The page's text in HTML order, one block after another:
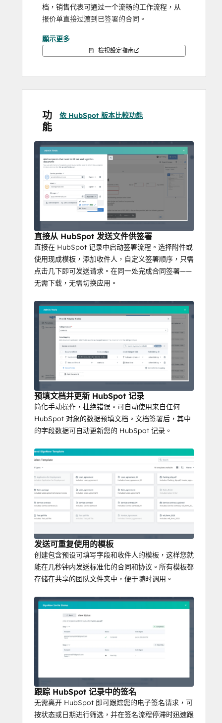
档，销售代表可通过一个流畅的工作流程，从
报价单直接过渡到已签署的合同。
减少手动数据录入
将 HubSpot 字段导入文档，并将提交的值写
通过无忧签署让客户满意
论客户身在何处，审批流程都能顺利进行。
团队规模扩大无需额外费用。SignNow 所有套
餐均提供无限用户席位，您只需一个订阅即可
为所有成员开通服务。
可靠的解决方案——绝无意外
无需担心意外费用。SignNow 提供全天候个性
化支持，且不收取额外费用。您绝不会遇到续
订价格意外上涨，也不会因超出文档限额而面
临罚款。
顯示更多
檢視設定指南
功
能
依 HubSpot 版本比較功能
直接从 HubSpot 发送文件供签署
直接在 HubSpot 记录中启动签署流程。选择附件或
使用现成模板，添加收件人，自定义签署顺序，只需
点击几下即可发送请求。在同一处完成合同签署——
无需下载，无需切换应用。
预填文档并更新 HubSpot 记录
简化手动操作，杜绝错误。可自动使用来自任何
HubSpot 对象的数据预填文档。文档签署后，其中
的字段数据可自动更新您的 HubSpot 记录。
发送可重复使用的模板
创建包含预设可填写字段和收件人的模板，这样您就
能在几秒钟内发送标准化的合同和协议。所有模板都
存储在共享的团队文件夹中，便于随时调用。
跟踪 HubSpot 记录中的签名
无需离开 HubSpot 即可跟踪您的电子签名请求，可
按状态或日期进行筛选，并在签名流程停滞时迅速跟